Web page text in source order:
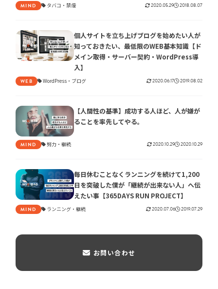
MIND タバコ 禁煙 2020.05.29 2018.08.07
個人サイトを立ち上げブログを始めたい人が
知っておきたい、最低限のWEB基本知識【ド
メイン取得・サーバー契約・WordPress導
入】
WEB WordPress ブログ 2020.06.17 2019.08.02
【人間性の基準】成功する人ほど、人が嫌が
ることを率先してやる。
MIND 努力 継続 2020.10.29 2020.10.29
毎日休むことなくランニングを続けて1,200
日を突破した僕が「継続が出来ない人」へ伝
えたい事【365DAYS RUN PROJECT】
MIND ランニング 継続 2020.07.06 2019.07.29
お問い合わせ